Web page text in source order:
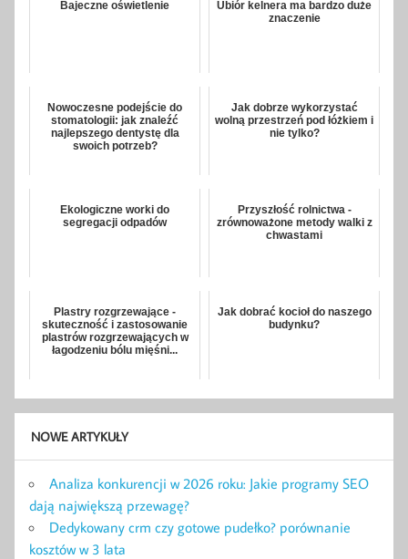
Bajeczne oświetlenie
Ubiór kelnera ma bardzo duże
znaczenie
Nowoczesne podejście do
stomatologii: jak znaleźć
najlepszego dentystę dla
swoich potrzeb?
Jak dobrze wykorzystać
wolną przestrzeń pod łóżkiem i
nie tylko?
Ekologiczne worki do
segregacji odpadów
Przyszłość rolnictwa -
zrównoważone metody walki z
chwastami
Plastry rozgrzewające -
skuteczność i zastosowanie
plastrów rozgrzewających w
łagodzeniu bólu mięśni...
Jak dobrać kocioł do naszego
budynku?
NOWE ARTYKUŁY
Analiza konkurencji w 2026 roku: Jakie programy SEO
dają największą przewagę?
Dedykowany crm czy gotowe pudełko? porównanie
kosztów w 3 lata